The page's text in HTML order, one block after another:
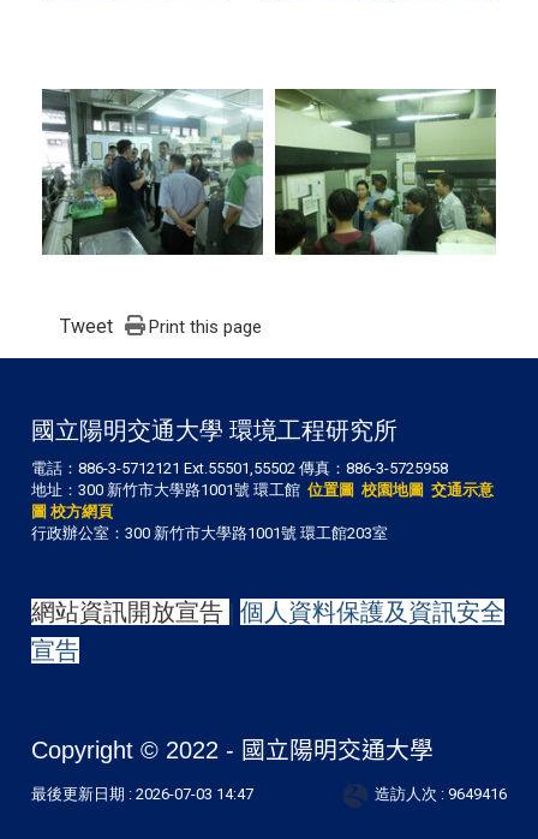
Tweet Print this page
國立陽明交通大學 環境工程研究所
電話：886-3-5712121 Ext.55501,55502 傳真：886-3-5725958
地址：300 新竹市大學路1001號 環工館 位置圖 校園地圖 交通示意
圖 校方網頁
行政辦公室：300 新竹市大學路1001號 環工館203室
網站資訊開放宣告
個人資料保護及資訊安全
宣告
Copyright © 2022 - 國立陽明交通大學
造訪人次 : 9649416
最後更新日期 : 2026-07-03 14:47